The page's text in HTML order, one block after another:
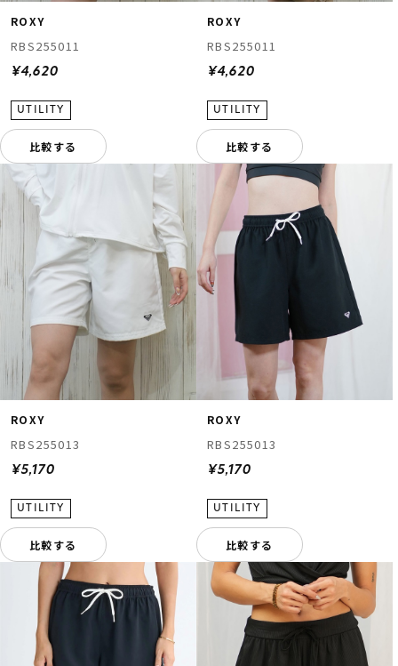
ROXY
RBS255011
¥4,620
比較する
ROXY
RBS255011
¥4,620
比較する
ROXY
RBS255013
¥5,170
比較する
ROXY
RBS255013
¥5,170
比較する